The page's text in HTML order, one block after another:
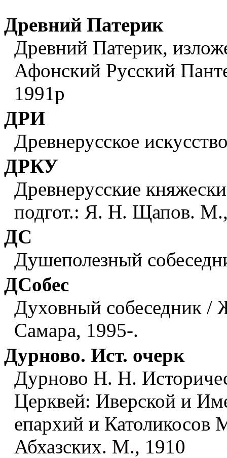
Древний Патерик
Древний Патерик,
Афонский Русский
1991р
ДРИ
Древнерусское
ДРКУ
Древнерусские
подгот.: Я. Н. Щапов.
ДС
Душеполезный
ДСобес
Духовный собеседник
Самара, 1995-.
Дурново. Ист. очерк
Дурново Н. Н.
Церквей: Иверской и
епархий и Католикосов
Абхазских. М., 1910